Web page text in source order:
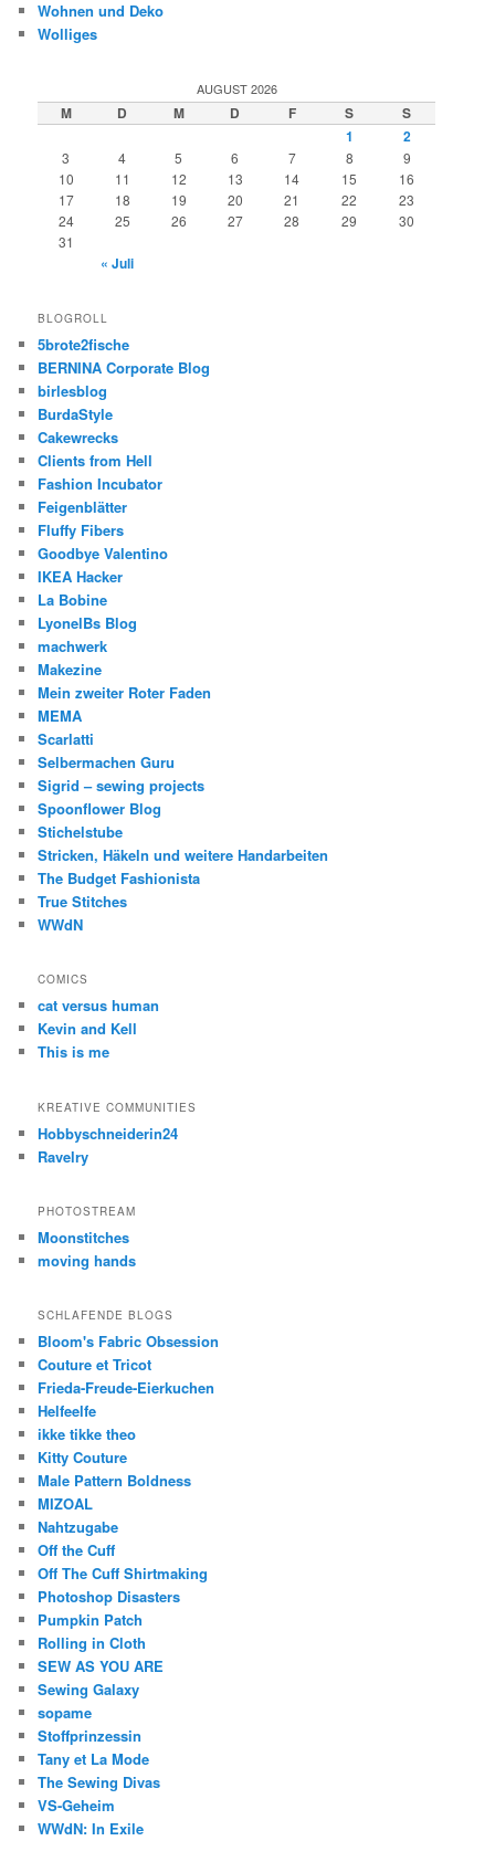
Wohnen und Deko
Wolliges
AUGUST 2026
M D M D F S
S
1
2
3 4 5 6 7 8
9
10
11 12 13 14 15
16
17
18 19 20 21 22
23
24
25 26 27 28 29
30
31
« Juli
BLOGROLL
5brote2fische
BERNINA Corporate Blog
birlesblog
BurdaStyle
Cakewrecks
Clients from Hell
Fashion Incubator
Feigenblätter
Fluffy Fibers
Goodbye Valentino
IKEA Hacker
La Bobine
LyonelBs Blog
machwerk
Makezine
Mein zweiter Roter Faden
MEMA
Scarlatti
Selbermachen Guru
Sigrid – sewing projects
Spoonflower Blog
Stichelstube
Stricken, Häkeln und weitere Handarbeiten
The Budget Fashionista
True Stitches
WWdN
COMICS
cat versus human
Kevin and Kell
This is me
KREATIVE COMMUNITIES
Hobbyschneiderin24
Ravelry
PHOTOSTREAM
Moonstitches
moving hands
SCHLAFENDE BLOGS
Bloom's Fabric Obsession
Couture et Tricot
Frieda-Freude-Eierkuchen
Helfeelfe
ikke tikke theo
Kitty Couture
Male Pattern Boldness
MIZOAL
Nahtzugabe
Off the Cuff
Off The Cuff Shirtmaking
Photoshop Disasters
Pumpkin Patch
Rolling in Cloth
SEW AS YOU ARE
Sewing Galaxy
sopame
Stoffprinzessin
Tany et La Mode
The Sewing Divas
VS-Geheim
WWdN: In Exile